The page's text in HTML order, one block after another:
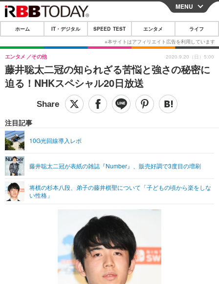
CLOSE
ホーム
IT・デジタル
IT・デジタルTOP スマートフォン
ショッピング その他
SPEED TEST
エンタメTOP 映画・ドラマ
グラビア ブログ
ショッピング その他
ライフTOP
リリース一覧
プッシュ通知の停止方法
MENU
ホーム IT・デジタル SPEED TEST エンタメ ライフ
藤井聡太二冠の知られざる苦悩と強さの秘密に
迫る！NHKスペシャル20日放送
エンタメ その他
注目記事
10G光回線導入レポ
藤井聡太二冠が表紙の雑誌『Number』、販売好調で3度目の増刷
将棋の杉本八段、弟子の藤井棋聖について「子どもの頃から楽をしな
い性格」
2020.9.20（日）5:00